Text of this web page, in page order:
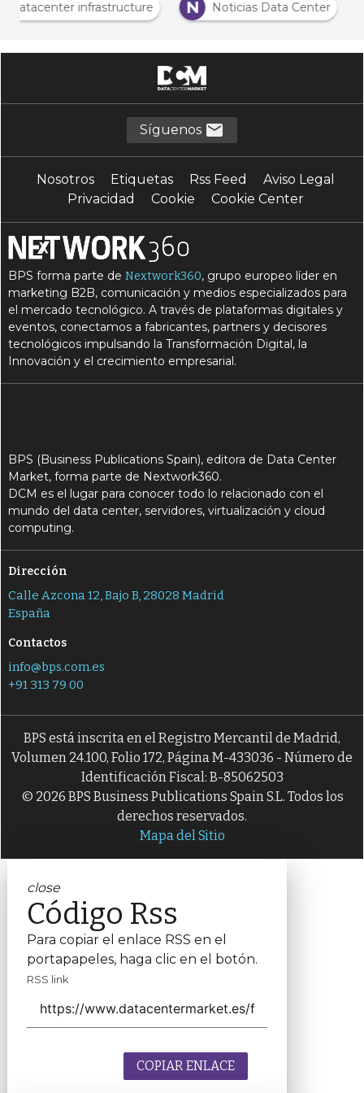
Datacenter infrastructure N Noticias Data Center
Síguenos
Nosotros Etiquetas Rss Feed
Aviso Legal
Privacidad
Cookie Cookie Center
BPS forma parte deNextwork360, grupo europeo líder en
marketing B2B, comunicación y medios especializados para
el mercado tecnológico. A través de plataformas digitales y
eventos, conectamos a fabricantes, partners y decisores
tecnológicos impulsando la Transformación Digital, la
Innovación y el crecimiento empresarial.
BPS (Business Publications Spain), editora de Data Center
Market, forma parte de Nextwork360.
DCM es el lugar para conocer todo lo relacionado con el
mundo del data center, servidores, virtualización y cloud
computing.
Dirección
Calle Azcona 12, Bajo B, 28028 Madrid
España
Contactos
info@bps.com.es
+91 313 79 00
BPS está inscrita en el Registro Mercantil de Madrid,
Volumen 24.100, Folio 172, Página M-433036 - Número de
Identificación Fiscal: B-85062503
© 2026 BPS Business Publications Spain S.L. Todos los
derechos reservados.
Mapa del Sitio
close
Código Rss
Para copiar el enlace RSS en el
portapapeles, haga clic en el botón.
RSS link
COPIAR ENLACE